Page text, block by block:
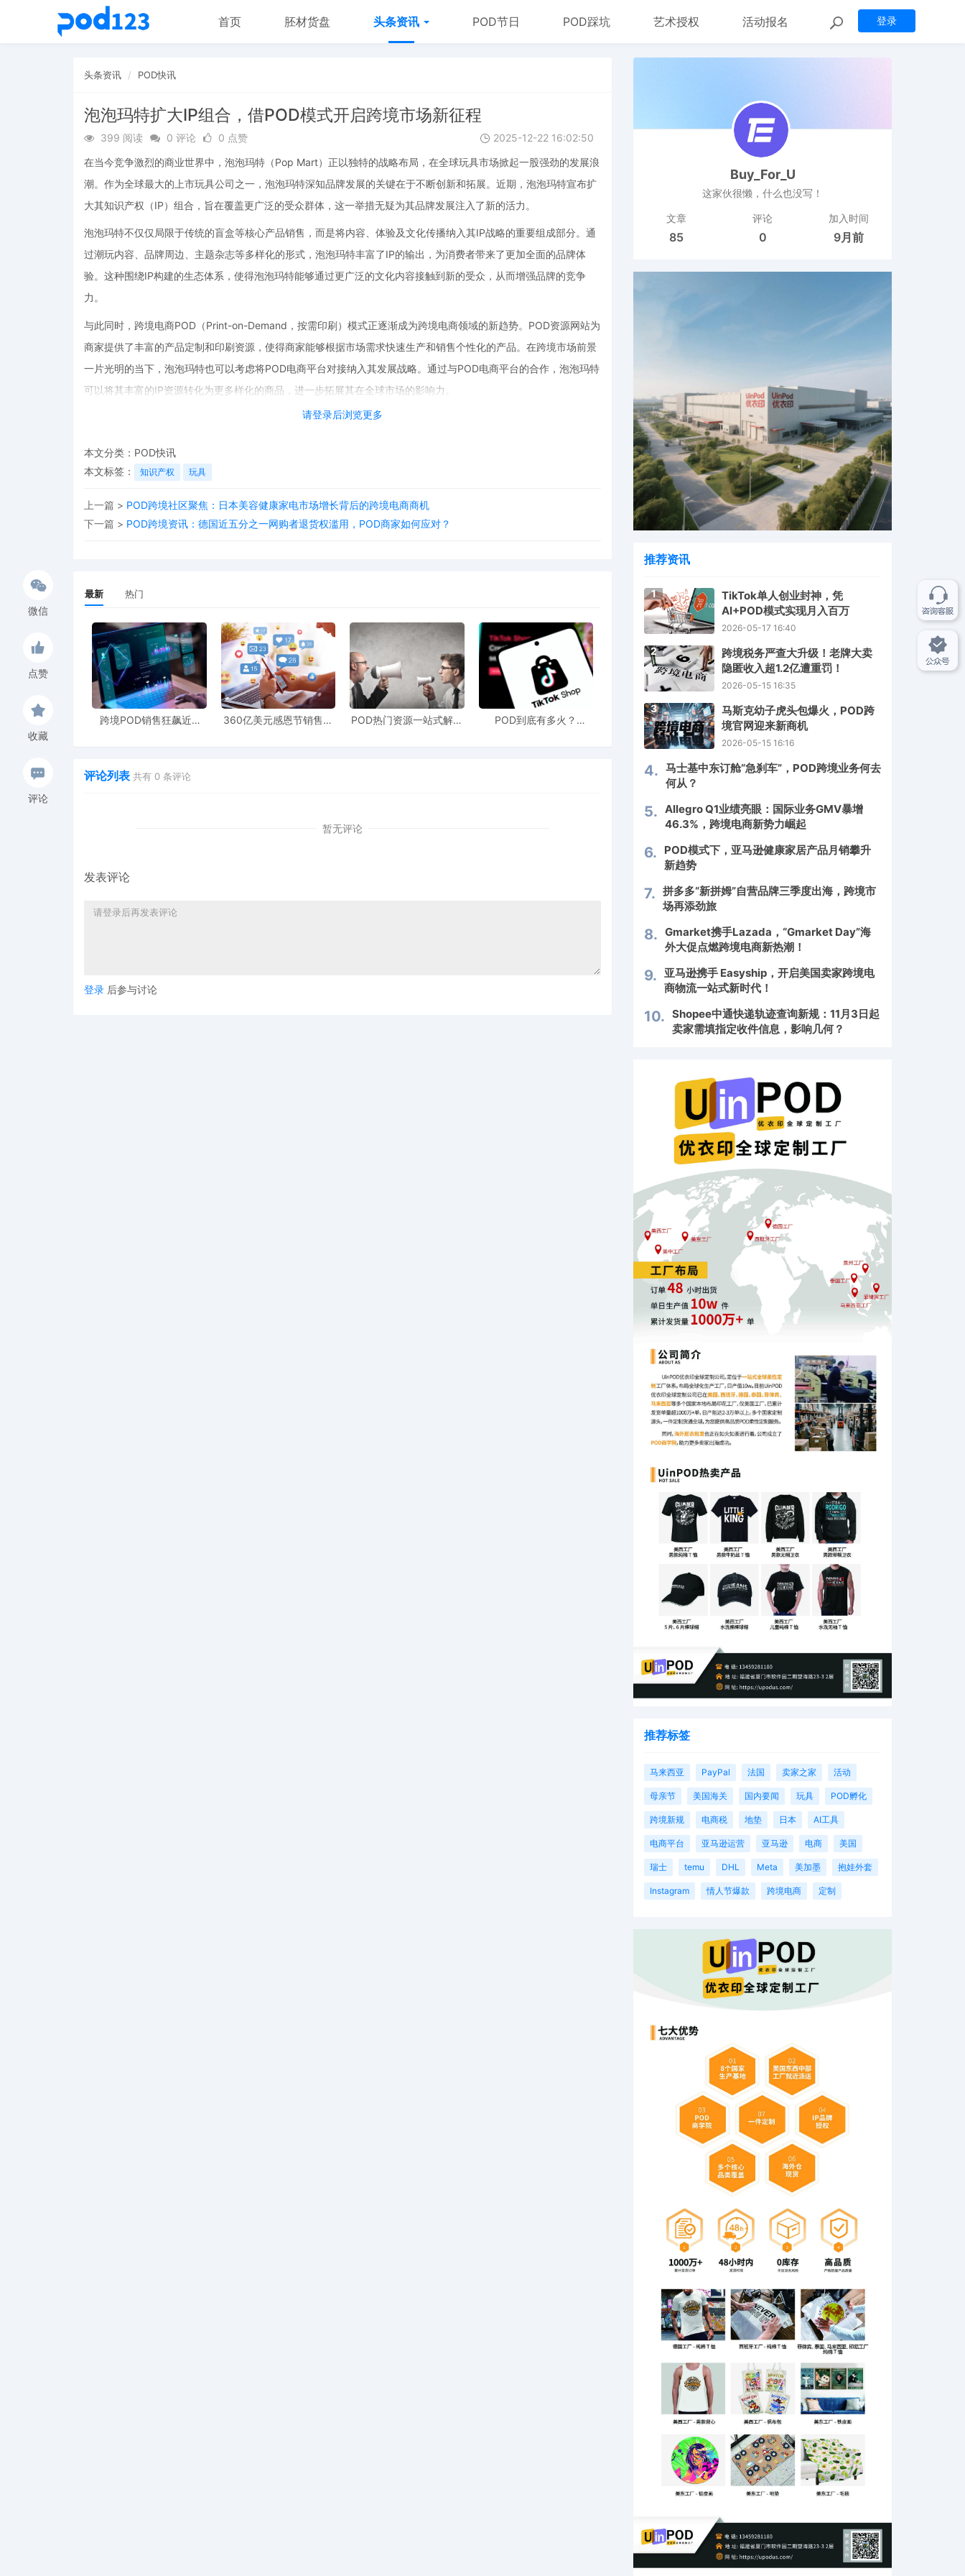
登录
首页 胚材货盘 头条资讯 POD节日 POD踩坑 艺术授权 活动报名
头条资讯 POD快讯
泡泡玛特扩大IP组合，借POD模式开启跨境市场新征程
399 阅读 0 评论 0 点赞 2025-12-22 16:02:50
请登录后浏览更多
在当今竞争激烈的商业世界中，泡泡玛特（Pop Mart）正以独特的战略布局，在全球玩具市场掀起一股强劲的发展浪
潮。作为全球最大的上市玩具公司之一，泡泡玛特深知品牌发展的关键在于不断创新和拓展。近期，泡泡玛特宣布扩
大其知识产权（IP）组合，旨在覆盖更广泛的受众群体，这一举措无疑为其品牌发展注入了新的活力。
泡泡玛特不仅仅局限于传统的盲盒等核心产品销售，而是将内容、体验及文化传播纳入其IP战略的重要组成部分。通
过潮玩内容、品牌周边、主题杂志等多样化的形式，泡泡玛特丰富了IP的输出，为消费者带来了更加全面的品牌体
验。这种围绕IP构建的生态体系，使得泡泡玛特能够通过更广泛的文化内容接触到新的受众，从而增强品牌的竞争
力。
与此同时，跨境电商POD（Print-on-Demand，按需印刷）模式正逐渐成为跨境电商领域的新趋势。POD资源网站为
商家提供了丰富的产品定制和印刷资源，使得商家能够根据市场需求快速生产和销售个性化的产品。在跨境市场前景
一片光明的当下，泡泡玛特也可以考虑将POD电商平台对接纳入其发展战略。通过与POD电商平台的合作，泡泡玛特
可以将其丰富的IP资源转化为更多样化的商品，进一步拓展其在全球市场的影响力。
例如，泡泡玛特可以利用POD模式，将其热门IP形象印刷在各种商品上，如T恤、杯子、手机壳等，满足不同消费者
过POD电商平台对接，泡泡玛特可以将这些个性化商品推向全球市场，吸引更多的国际消费者，提升用户参与度和品
泡泡玛特扩大IP组合的举措是其品牌发展的重要一步。通过构建围绕IP的生态体系和考虑与POD电商平台对接，泡泡
玛特有望在全球市场上取得更大的成功，为消费者带来更多优质的产品和体验。
微信
点赞
收藏
评论
本文分类： POD快讯
本文标签：
知识产权 玩具
上一篇 > POD跨境社区聚焦：日本美容健康家电市场增长背后的跨境电商商机
下一篇 > POD跨境资讯：德国近五分之一网购者退货权滥用，POD商家如何应对？
最新 热门
跨境POD销售狂飙近5
360亿美元感恩节销售额
POD热门资源一站式解决
POD到底有多火？
评论列表 共有 0 条评论
暂无评论
发表评论
登录 后参与讨论
Buy_For_U
这家伙很懒，什么也没写！
文章
85
评论
0
加入时间
9月前
推荐资讯
1
TikTok单人创业封神，凭
AI+POD模式实现月入百万
2026-05-17 16:40
2
跨境税务严查大升级！老牌大卖
隐匿收入超1.2亿遭重罚！
2026-05-15 16:35
3
马斯克幼子虎头包爆火，POD跨
境官网迎来新商机
2026-05-15 16:16
4. 马士基中东订舱“急刹车”，POD跨境业务何去
何从？
5. Allegro Q1业绩亮眼：国际业务GMV暴增
46.3%，跨境电商新势力崛起
6.
POD模式下，亚马逊健康家居产品月销攀升
新趋势
7. 拼多多“新拼姆”自营品牌三季度出海，跨境市
场再添劲旅
8. Gmarket携手Lazada，“Gmarket Day”海
外大促点燃跨境电商新热潮！
9. 亚马逊携手 Easyship，开启美国卖家跨境电
商物流一站式新时代！
10. Shopee中通快递轨迹查询新规：11月3日起
卖家需填指定收件信息，影响几何？
推荐标签
马来西亚 PayPal 法国 卖家之家 活动
母亲节 美国海关 国内要闻 玩具 POD孵化
跨境新规 电商税 地垫 日本 AI工具
电商平台 亚马逊运营 亚马逊 电商 美国
瑞士 temu DHL Meta 美加墨 抱娃外套
Instagram 情人节爆款 跨境电商 定制